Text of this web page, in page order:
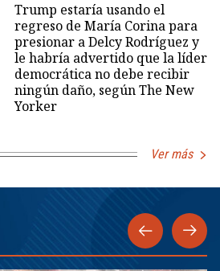
Trump estaría usando el
regreso de María Corina para
presionar a Delcy Rodríguez y
le habría advertido que la líder
democrática no debe recibir
ningún daño, según The New
Yorker
Ver más